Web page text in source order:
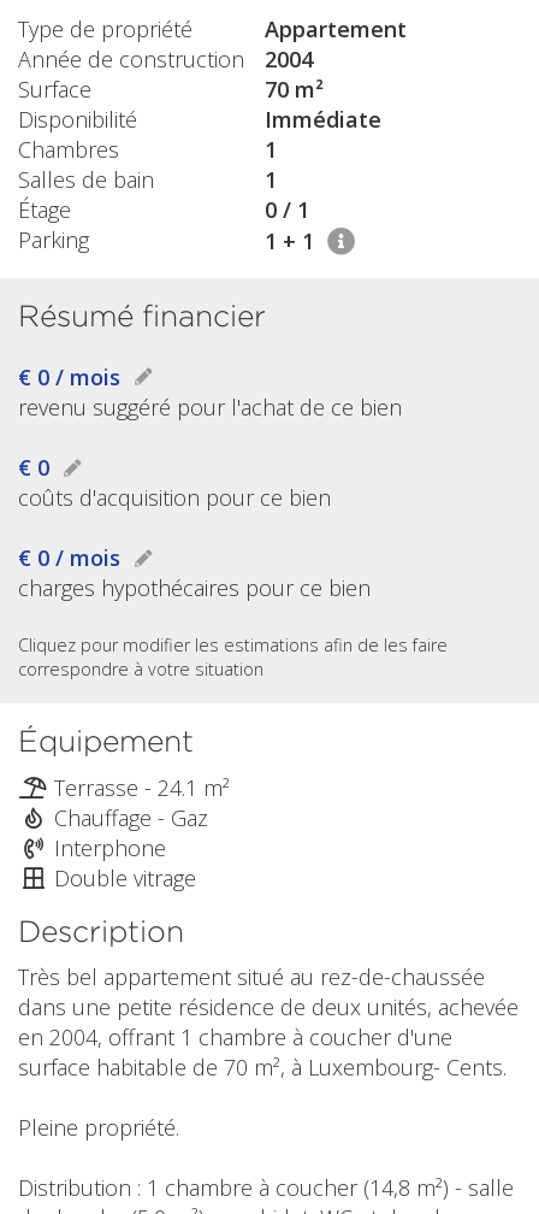
Type de propriété
Appartement
Année de construction
2004
Surface
70 m²
Disponibilité
Immédiate
Chambres
1
Salles de bain
1
Étage
0 / 1
Parking
1 + 1
Résumé financier
€ 0 / mois
revenu suggéré pour l'achat de ce bien
€ 0
coûts d'acquisition pour ce bien
€ 0 / mois
charges hypothécaires pour ce bien
Cliquez pour modifier les estimations afin de les faire
correspondre à votre situation
Équipement
Terrasse - 24.1 m²
Chauffage - Gaz
Interphone
Double vitrage
Description
Très bel appartement situé au rez-de-chaussée
dans une petite résidence de deux unités, achevée
en 2004, offrant 1 chambre à coucher d'une
surface habitable de 70 m², à Luxembourg- Cents.
Pleine propriété.
Distribution : 1 chambre à coucher (14,8 m²) - salle